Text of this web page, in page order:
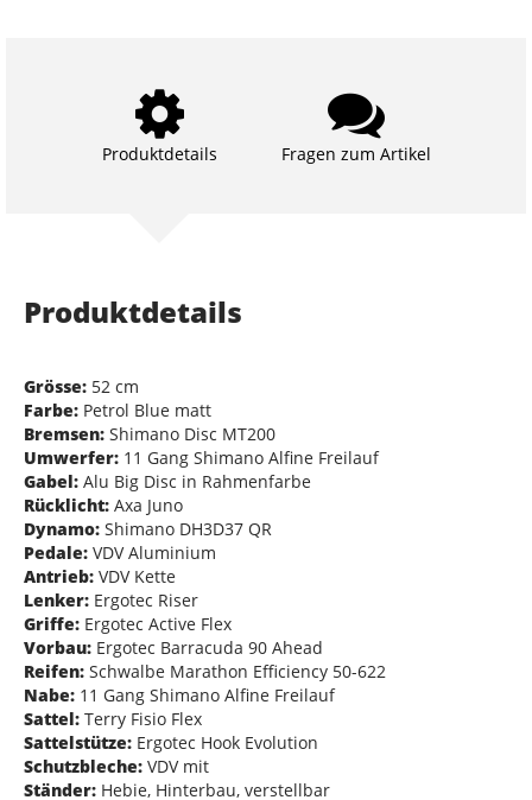
Produktdetails Fragen zum Artikel
Produktdetails
Grösse: 52 cm
Farbe: Petrol Blue matt
Bremsen: Shimano Disc MT200
Umwerfer: 11 Gang Shimano Alfine Freilauf
Gabel: Alu Big Disc in Rahmenfarbe
Rücklicht: Axa Juno
Dynamo: Shimano DH3D37 QR
Pedale: VDV Aluminium
Antrieb: VDV Kette
Lenker: Ergotec Riser
Griffe: Ergotec Active Flex
Vorbau: Ergotec Barracuda 90 Ahead
Reifen: Schwalbe Marathon Efficiency 50-622
Nabe: 11 Gang Shimano Alfine Freilauf
Sattel: Terry Fisio Flex
Sattelstütze: Ergotec Hook Evolution
Schutzbleche: VDV mit
Ständer: Hebie, Hinterbau, verstellbar